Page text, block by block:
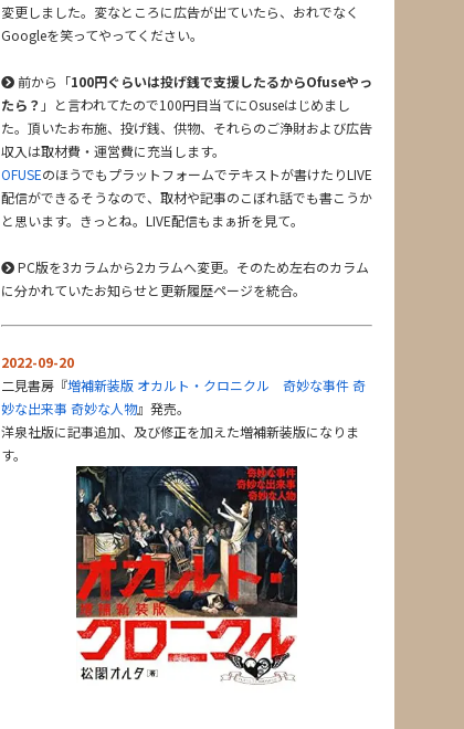
変更しました。変なところに広告が出ていたら、おれでなく
Googleを笑ってやってください。
前から「100円ぐらいは投げ銭で支援したるからOfuseやっ
たら？ 」と言われてたので100円目当てにOsuseはじめまし
た。頂いたお布施、投げ銭、供物、それらのご浄財および広告
収入は取材費・運営費に充当します。
OFUSEのほうでもプラットフォームでテキストが書けたりLIVE
配信ができるそうなので、取材や記事のこぼれ話でも書こうか
と思います。きっとね。LIVE配信もまぁ折を見て。
PC版を3カラムから2カラムへ変更。そのため左右のカラム
に分かれていたお知らせと更新履歴ページを統合。
2022-09-20
二見書房『増補新装版 オカルト・クロニクル 奇妙な事件 奇
妙な出来事 奇妙な人物』発売。
洋泉社版に記事追加、及び修正を加えた増補新装版になりま
す。